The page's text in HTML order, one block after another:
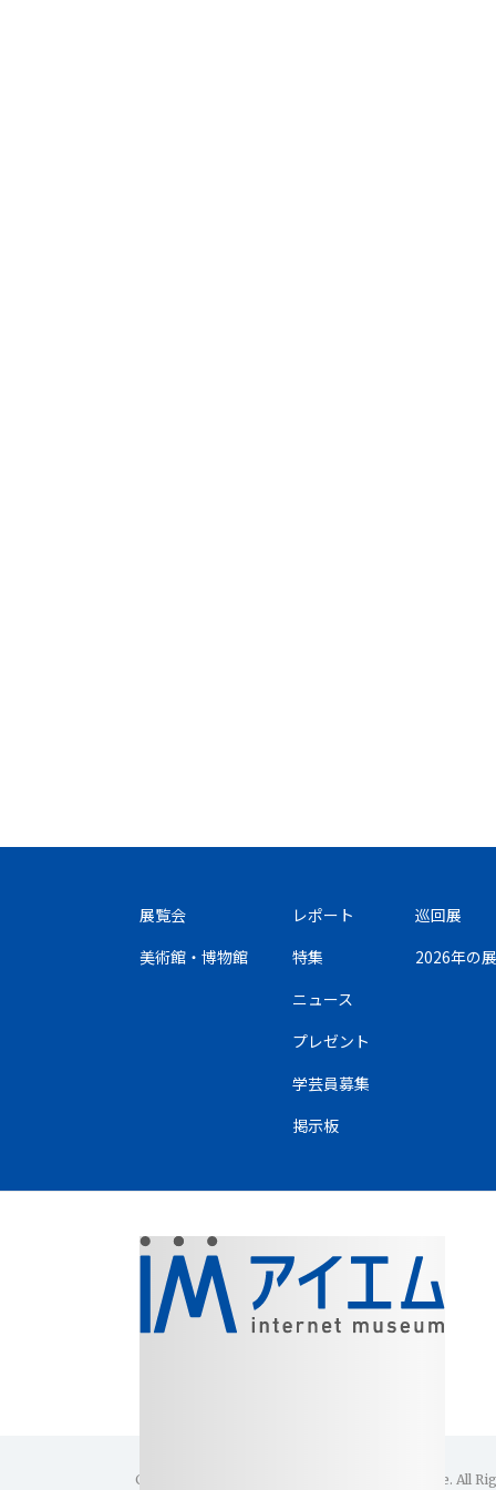
展覧会
美術館・博物館
レポート
特集
ニュース
プレゼント
学芸員募集
掲示板
巡回展
2026年の
Copyright(C)1996-2026 Internet Museum Office. All